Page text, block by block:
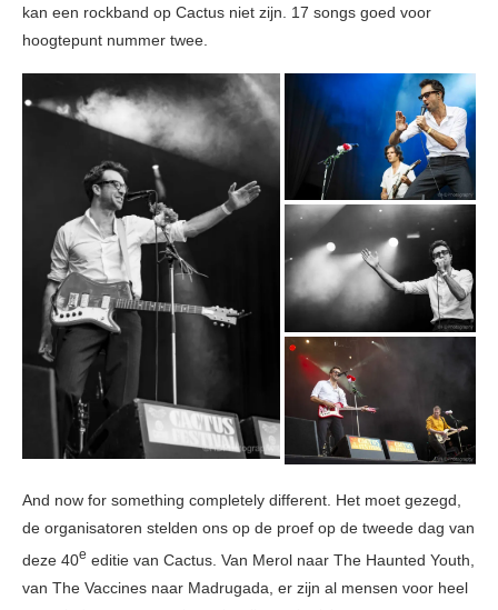
kan een rockband op Cactus niet zijn. 17 songs goed voor
hoogtepunt nummer twee.
And now for something completely different. Het moet gezegd,
de organisatoren stelden ons op de proef op de tweede dag van
deze 40e editie van Cactus. Van Merol naar The Haunted Youth,
van The Vaccines naar Madrugada, er zijn al mensen voor heel